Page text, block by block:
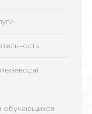
обучающихся